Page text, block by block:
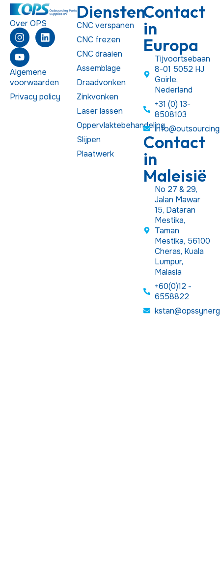
Over OPS
Algemene
voorwaarden
Privacy policy
Diensten
CNC verspanen
CNC frezen
CNC draaien
Assemblage
Draadvonken
Zinkvonken
Laser lassen
Oppervlaktebehandeling
Slijpen
Plaatwerk
Contact
in
Europa
Tijvoortsebaan
8-01 5052 HJ
Goirle,
Nederland
+31 (0) 13-
8508103
Contact
in
Maleisië
No 27 & 29,
Jalan Mawar
15, Dataran
Mestika,
Taman
Mestika, 56100
Cheras, Kuala
Lumpur,
Malasia
+60(0)12 -
6558822